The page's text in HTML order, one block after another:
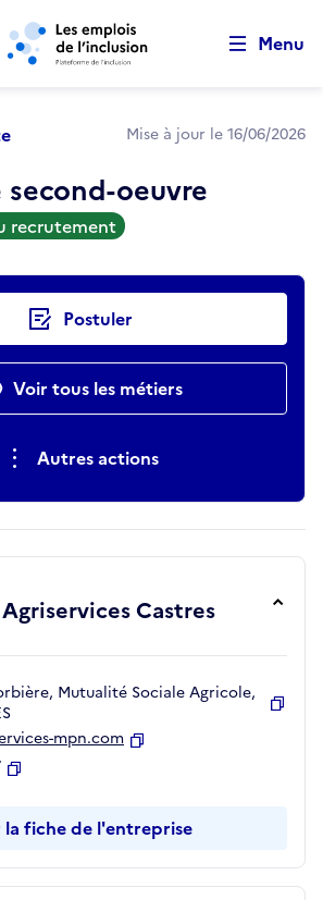
Aller au contenu principal
Menu
Mise à jour le 16/06/2026
second-oeuvre
recrutement
Postuler
Voir tous les métiers
Autres actions
Castres
Mutualité Sociale Agricole,
mpn.com
la fiche de l'entreprise
pagecookies